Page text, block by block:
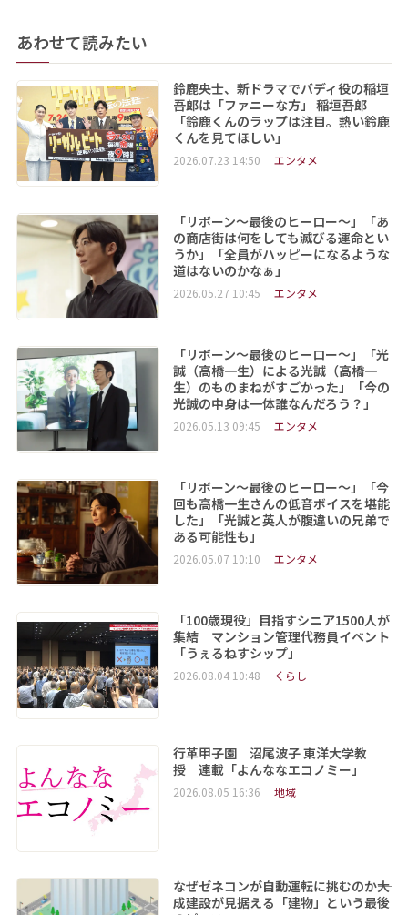
あわせて読みたい
鈴鹿央士、新ドラマでバディ役の稲垣
吾郎は「ファニーな方」 稲垣吾郎
「鈴鹿くんのラップは注目。熱い鈴鹿
くんを見てほしい」
2026.07.23 14:50 エンタメ
「リボーン～最後のヒーロー～」「あ
の商店街は何をしても滅びる運命とい
うか」「全員がハッピーになるような
道はないのかなぁ」
2026.05.27 10:45 エンタメ
「リボーン～最後のヒーロー～」「光
誠（高橋一生）による光誠（高橋一
生）のものまねがすごかった」「今の
光誠の中身は一体誰なんだろう？」
2026.05.13 09:45 エンタメ
「リボーン～最後のヒーロー～」「今
回も高橋一生さんの低音ボイスを堪能
した」「光誠と英人が腹違いの兄弟で
ある可能性も」
2026.05.07 10:10 エンタメ
「100歳現役」目指すシニア1500人が
集結 マンション管理代務員イベント
「うぇるねすシップ」
2026.08.04 10:48 くらし
行革甲子園 沼尾波子 東洋大学教
授 連載「よんななエコノミー」
2026.08.05 16:36 地域
なぜゼネコンが自動運転に挑むのか――大
成建設が見据える「建物」という最後